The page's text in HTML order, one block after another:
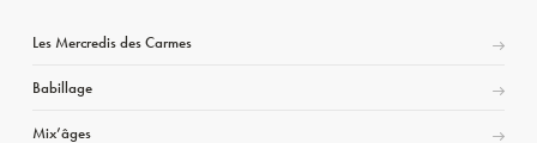
Les Mercredis des Carmes
Babillage
Mix’âges